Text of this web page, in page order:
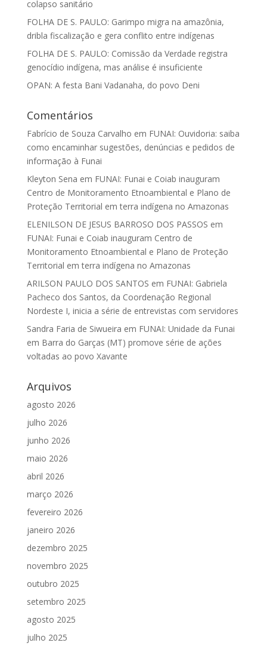
colapso sanitário
FOLHA DE S. PAULO: Garimpo migra na amazônia,
dribla fiscalização e gera conflito entre indígenas
FOLHA DE S. PAULO: Comissão da Verdade registra
genocídio indígena, mas análise é insuficiente
OPAN: A festa Bani Vadanaha, do povo Deni
Comentários
Fabrício de Souza Carvalho em FUNAI: Ouvidoria: saiba
como encaminhar sugestões, denúncias e pedidos de
informação à Funai
Kleyton Sena em FUNAI: Funai e Coiab inauguram
Centro de Monitoramento Etnoambiental e Plano de
Proteção Territorial em terra indígena no Amazonas
ELENILSON DE JESUS BARROSO DOS PASSOS em
FUNAI: Funai e Coiab inauguram Centro de
Monitoramento Etnoambiental e Plano de Proteção
Territorial em terra indígena no Amazonas
ARILSON PAULO DOS SANTOS em FUNAI: Gabriela
Pacheco dos Santos, da Coordenação Regional
Nordeste I, inicia a série de entrevistas com servidores
Sandra Faria de Siwueira em FUNAI: Unidade da Funai
em Barra do Garças (MT) promove série de ações
voltadas ao povo Xavante
Arquivos
agosto 2026
julho 2026
junho 2026
maio 2026
abril 2026
março 2026
fevereiro 2026
janeiro 2026
dezembro 2025
novembro 2025
outubro 2025
setembro 2025
agosto 2025
julho 2025